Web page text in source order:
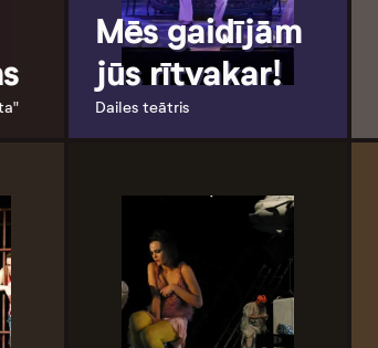
Mēs gaidījām
jūs rītvakar!
Dailes teātris